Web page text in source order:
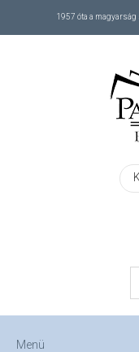
1957 óta a
Menü